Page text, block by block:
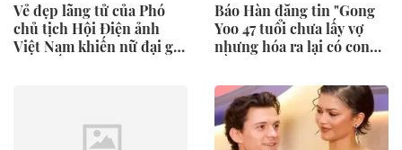
Vẻ đẹp lãng tử của Phó
chủ tịch Hội Điện ảnh
Việt Nam khiến nữ đại gia
Báo Hàn đăng tin "Gong
Yoo 47 tuổi chưa lấy vợ
nhưng hóa ra lại có con